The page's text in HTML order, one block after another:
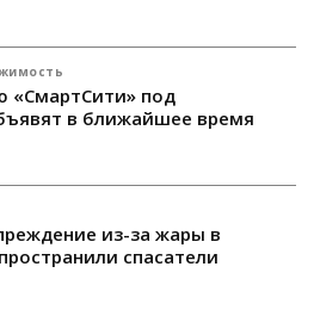
«СмартСити» под
в ближайшее время
из-за жары в
спасатели